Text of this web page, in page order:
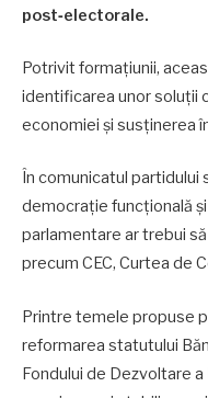
post‑electorale.
Potrivit formațiunii,
identificarea unor soluții
economiei și susținerea
În comunicatul partidului
democrație funcțională
parlamentare ar trebui
precum CEC, Curtea de
Printre temele propuse
reformarea statutului
Fondului de Dezvoltare